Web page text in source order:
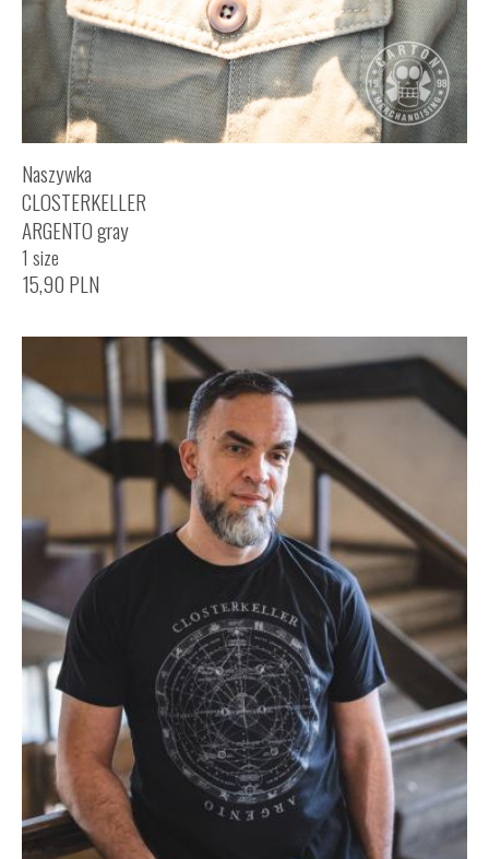
Naszywka
CLOSTERKELLER
ARGENTO gray
1 size
15,90 PLN